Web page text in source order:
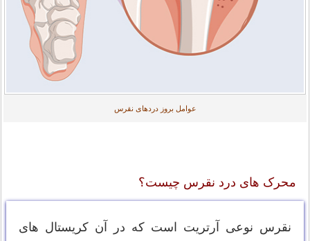
عوامل بروز دردهای نقرس
محرک های درد نقرس چیست؟
نقرس نوعی آرتریت است که در آن کریستال های